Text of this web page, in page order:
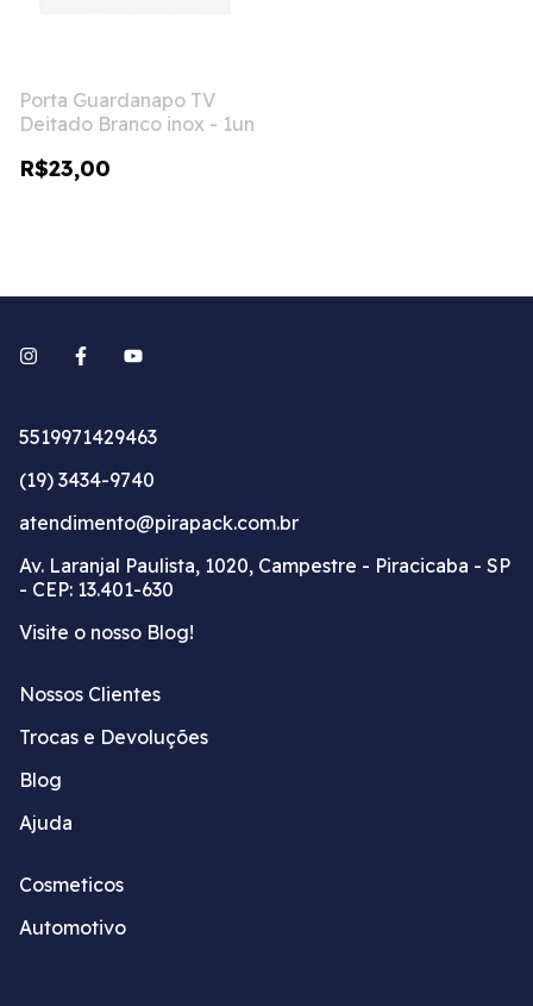
Porta Guardanapo TV
Deitado Branco inox - 1un
R$23,00
5519971429463
(19) 3434-9740
atendimento@pirapack.com.br
Av. Laranjal Paulista, 1020, Campestre - Piracicaba - SP
- CEP: 13.401-630
Visite o nosso Blog!
Nossos Clientes
Trocas e Devoluções
Blog
Ajuda
Cosmeticos
Automotivo